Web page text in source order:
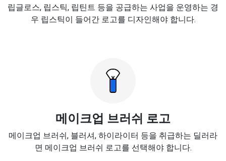
립글로스, 립스틱, 립틴트 등을 공급하는 사업을 운영하는 경
우 립스틱이 들어간 로고를 디자인해야 합니다.
메이크업 브러쉬 로고
메이크업 브러쉬, 블러셔, 하이라이터 등을 취급하는 딜러라
면 메이크업 브러쉬 로고를 선택해야 합니다.